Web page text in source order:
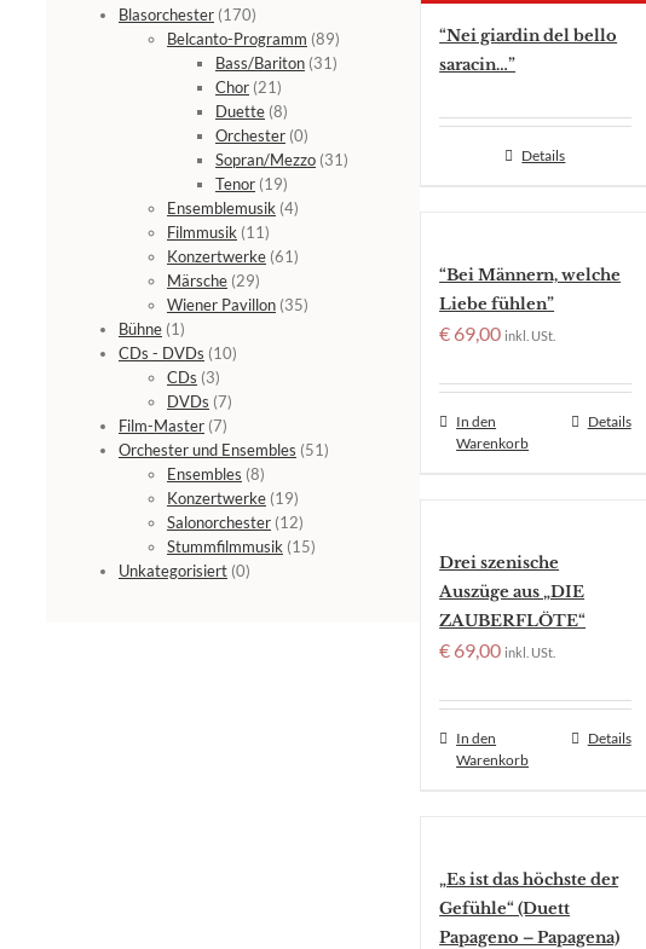
“Nei giardin del bello
saracin…”
Details
“Bei Männern, welche
Liebe fühlen”
€ 69,00 inkl. USt.
In den
Warenkorb
Details
Drei szenische
Auszüge aus „DIE
ZAUBERFLÖTE“
€ 69,00 inkl. USt.
In den
Warenkorb
Details
„Es ist das höchste der
Gefühle“ (Duett
Papageno – Papagena)
Blasorchester (170)
Belcanto-Programm (89)
Bass/Bariton (31)
Chor (21)
Duette (8)
Orchester (0)
Sopran/Mezzo (31)
Tenor (19)
Ensemblemusik (4)
Filmmusik (11)
Konzertwerke (61)
Märsche (29)
Wiener Pavillon (35)
Bühne (1)
CDs - DVDs (10)
CDs (3)
DVDs (7)
Film-Master (7)
Orchester und Ensembles (51)
Ensembles (8)
Konzertwerke (19)
Salonorchester (12)
Stummfilmmusik (15)
Unkategorisiert (0)